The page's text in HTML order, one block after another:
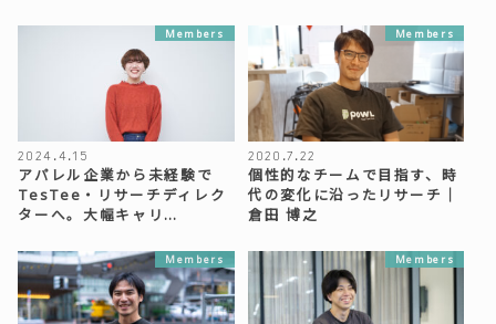
Members
2024.4.15
アパレル企業から未経験で
TesTee・リサーチディレク
ターへ。大幅キャリ…
Members
2020.7.22
個性的なチームで目指す、時
代の変化に沿ったリサーチ｜
倉田 博之
Members Members